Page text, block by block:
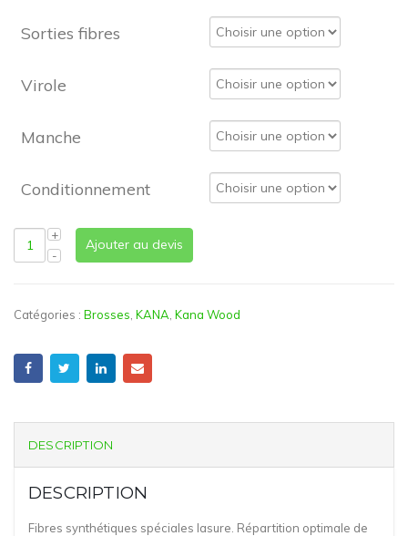
Sorties fibres
Virole
Manche
Conditionnement
Ajouter au devis
Catégories : Brosses KANA Kana Wood
DESCRIPTION
DESCRIPTION
Fibres synthétiques spéciales lasure. Répartition optimale de